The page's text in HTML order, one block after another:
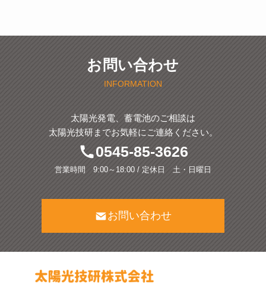
お問い合わせ
INFORMATION
太陽光発電、蓄電池のご相談は
太陽光技研までお気軽にご連絡ください。
0545-85-3626
営業時間 9:00～18:00 / 定休日 土・日曜日
お問い合わせ